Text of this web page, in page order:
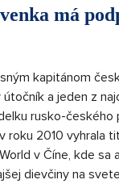
má
kapitánom
a jeden z
rusko-
2010 vyhrala
v Číne, kde
dievčiny na